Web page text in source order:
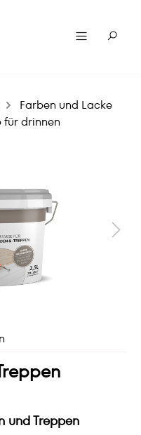
Farben und Lacke
für drinnen
und Treppen